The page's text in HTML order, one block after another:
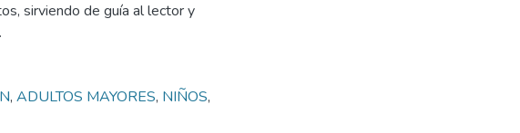
sirviendo de guía al lector y
, ADULTOS MAYORES, NIÑOS,